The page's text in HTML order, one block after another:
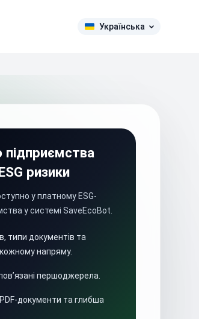
Українська
ризики
у платному ESG-
у системі SaveEcoBot.
типи документів та
напряму.
першоджерела.
документи та глибша